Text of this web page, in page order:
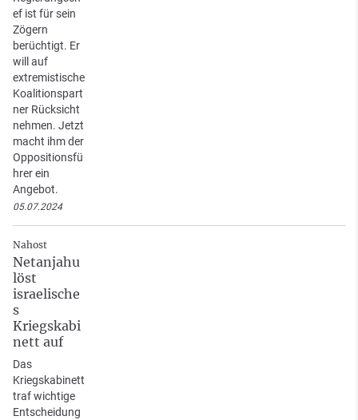
ef ist für sein
Zögern
berüchtigt. Er
will auf
extremistische
Koalitionspart
ner Rücksicht
nehmen. Jetzt
macht ihm der
Oppositionsfü
hrer ein
Angebot.
05.07.2024
Nahost
Netanjahu
löst
israelische
s
Kriegskabi
nett auf
Das
Kriegskabinett
traf wichtige
Entscheidung